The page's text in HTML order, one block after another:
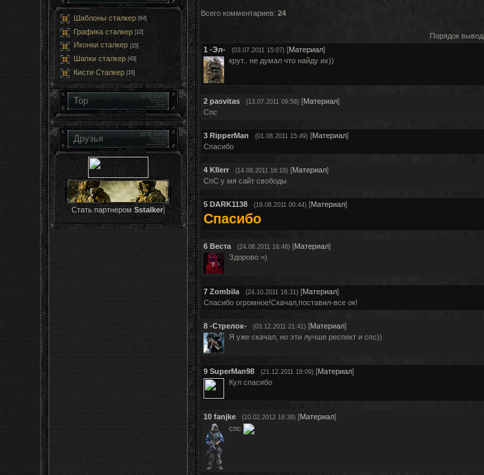
Шаблоны сталкер [64]
Графика сталкер [12]
Иконки сталкер [15]
Шапки сталкер [43]
Кисти Сталкер [16]
Top
Друзья
Стать партнером Sstalker]
Всего комментариев: 24
Порядок
1 -Эл- (03.07.2011 15:07) [Материал]
крут.. не думал что найду их))
2 pasvitas (13.07.2011 09:58) [Материал]
Cпс
3 RipperMan (01.08.2011 15:49) [Материал]
Спасибо
4 KIlerr (14.08.2011 16:18) [Материал]
CпС у мя сайт свободы
5 DARK1138 (19.08.2011 00:44) [Материал]
Спасибо
6 Веста (24.08.2011 16:46) [Материал]
Здорово =)
7 Zombila (24.10.2011 16:31) [Материал]
Спасибо огромное!Скачал,поставил-все ок!
8 -Стрелок- (03.12.2011 21:41) [Материал]
Я уже скачал, но эти лучше респект и спс))
9 SuperMan98 (21.12.2011 18:09) [Материал]
Кул спасибо
10 fanjke (10.02.2012 18:38) [Материал]
спс